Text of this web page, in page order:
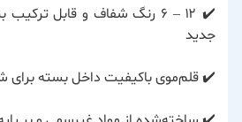
✔️ ۱۲ – ۶ رنگ شفاف و قابل
جدید
✔️ قلم‌موی باکیفیت داخل بسته برای